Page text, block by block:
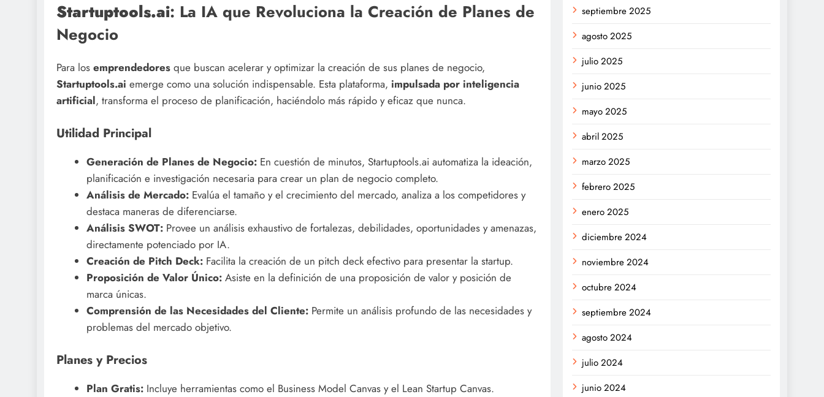
Startuptools.ai: La IA que Revoluciona la Creación de Planes de
Negocio
Para los emprendedores que buscan acelerar y optimizar la creación de sus planes de negocio,
Startuptools.ai emerge como una solución indispensable. Esta plataforma, impulsada por inteligencia
artificial, transforma el proceso de planificación, haciéndolo más rápido y eficaz que nunca.
Utilidad Principal
Generación de Planes de Negocio:En cuestión de minutos, Startuptools.ai automatiza la ideación,
planificación e investigación necesaria para crear un plan de negocio completo.
Análisis de Mercado:Evalúa el tamaño y el crecimiento del mercado, analiza a los competidores y
destaca maneras de diferenciarse.
Análisis SWOT:Provee un análisis exhaustivo de fortalezas, debilidades, oportunidades y amenazas,
directamente potenciado por IA.
Creación de Pitch Deck:Facilita la creación de un pitch deck efectivo para presentar la startup.
Proposición de Valor Único:Asiste en la definición de una proposición de valor y posición de
marca únicas.
Comprensión de las Necesidades del Cliente:Permite un análisis profundo de las necesidades y
problemas del mercado objetivo.
Planes y Precios
Plan Gratis:Incluye herramientas como el Business Model Canvas y el Lean Startup Canvas.
septiembre 2025
agosto 2025
julio 2025
junio 2025
mayo 2025
abril 2025
marzo 2025
febrero 2025
enero 2025
diciembre 2024
noviembre 2024
octubre 2024
septiembre 2024
agosto 2024
julio 2024
junio 2024